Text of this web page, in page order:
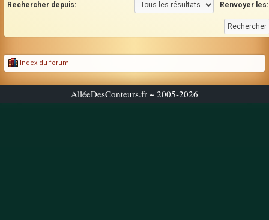
Rechercher depuis: Renvoyer les:
Index du forum
AlléeDesConteurs.fr ~ 2005-2026